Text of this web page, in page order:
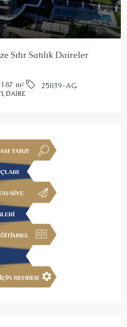
Sıfır Satılık Daireler
m² 25039-AG
DAIRE